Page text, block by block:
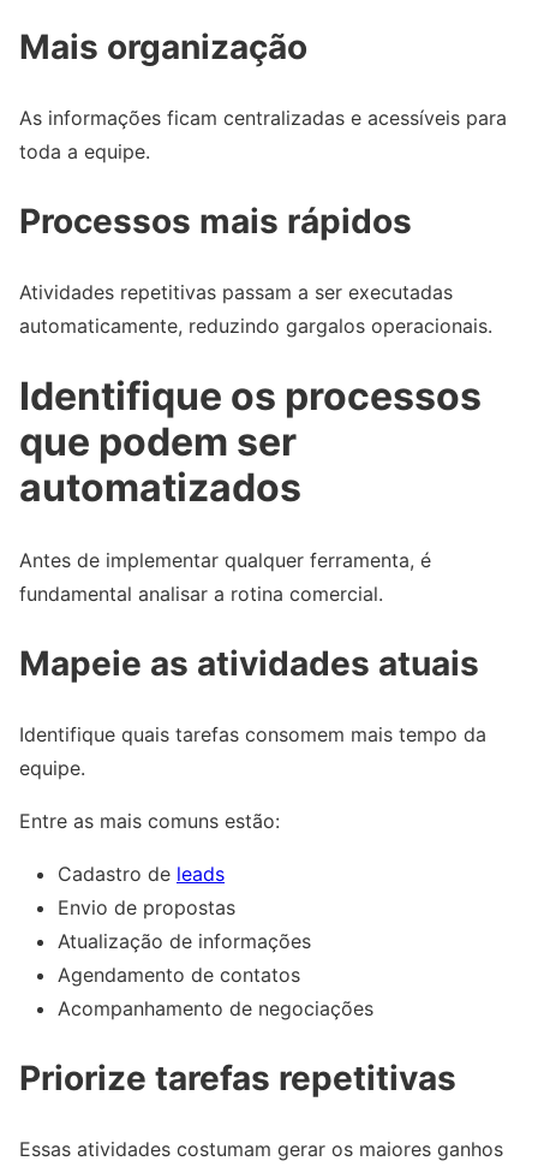
Mais organização
As informações ficam centralizadas e acessíveis para
toda a equipe.
Processos mais rápidos
Atividades repetitivas passam a ser executadas
automaticamente, reduzindo gargalos operacionais.
Identifique os processos
que podem ser
automatizados
Antes de implementar qualquer ferramenta, é
fundamental analisar a rotina comercial.
Mapeie as atividades atuais
Identifique quais tarefas consomem mais tempo da
equipe.
Entre as mais comuns estão:
Cadastro de leads
Envio de propostas
Atualização de informações
Agendamento de contatos
Acompanhamento de negociações
Priorize tarefas repetitivas
Essas atividades costumam gerar os maiores ganhos